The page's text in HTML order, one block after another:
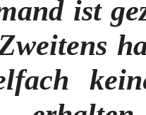
ist